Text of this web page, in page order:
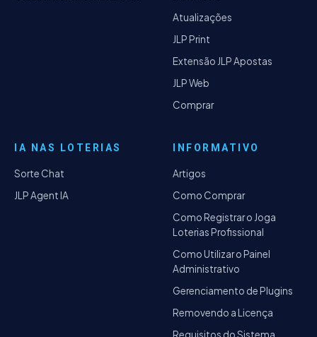
Atualizações
JLP Print
Extensão JLP Apostas
JLP Web
Comprar
IA NAS LOTERIAS
Sorte Chat
JLP Agent IA
INFORMATIVO
Artigos
Como Comprar
Como Registrar o Joga
Loterias Profissional
Como Utilizar o Painel
Administrativo
Gerenciamento de Plugins
Removendo a Licença